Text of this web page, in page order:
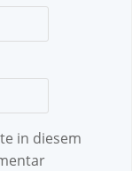
in diesem